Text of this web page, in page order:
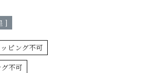
]
ピング不可
不可